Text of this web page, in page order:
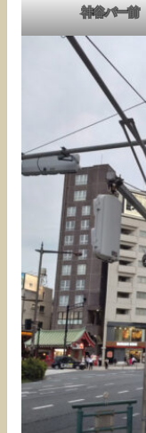
神谷バー前